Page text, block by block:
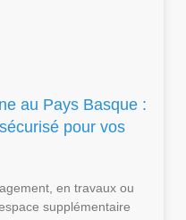
au Pays Basque :
pour vos
en travaux ou
supplémentaire